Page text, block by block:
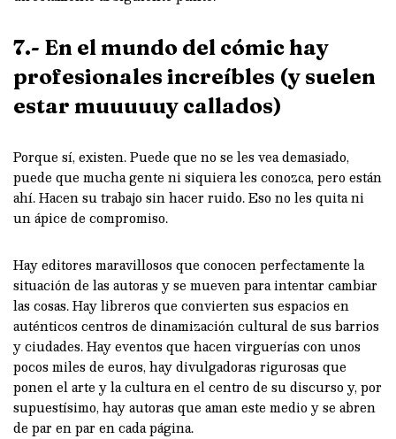
7.- En el mundo del cómic hay
profesionales increíbles (y suelen
estar muuuuuy callados)
Porque sí, existen. Puede que no se les vea demasiado,
puede que mucha gente ni siquiera les conozca, pero están
ahí. Hacen su trabajo sin hacer ruido. Eso no les quita ni
un ápice de compromiso.
Hay editores maravillosos que conocen perfectamente la
situación de las autoras y se mueven para intentar cambiar
las cosas. Hay libreros que convierten sus espacios en
auténticos centros de dinamización cultural de sus barrios
y ciudades. Hay eventos que hacen virguerías con unos
pocos miles de euros, hay divulgadoras rigurosas que
ponen el arte y la cultura en el centro de su discurso y, por
supuestísimo, hay autoras que aman este medio y se abren
de par en par en cada página.